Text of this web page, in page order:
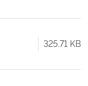
325.71 KB